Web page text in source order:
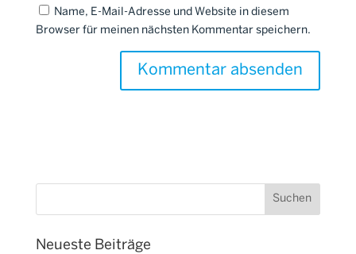
Name, E-Mail-Adresse und Website in diesem
Browser für meinen nächsten Kommentar speichern.
Neueste Beiträge